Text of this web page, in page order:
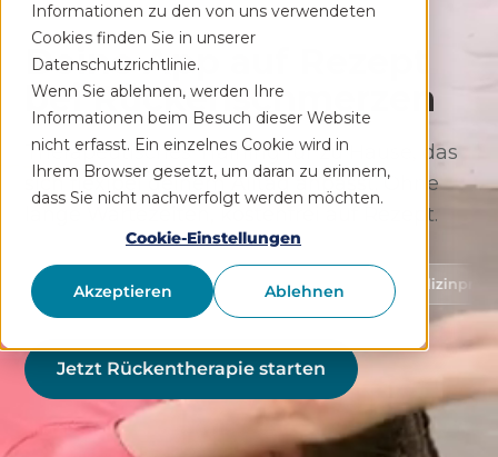
Informationen zu den von uns verwendeten
Cookies finden Sie in unserer
Datenschutzrichtlinie.
Wenn Sie ablehnen, werden Ihre
Informationen beim Besuch dieser Website
nicht erfasst. Ein einzelnes Cookie wird in
Ihrem Browser gesetzt, um daran zu erinnern,
dass Sie nicht nachverfolgt werden möchten.
Cookie-Einstellungen
Akzeptieren Ablehnen
Deine App auf Rezept
bei Rücken­schmerzen
Therapeutisches Training für zu Hause, das
sich flexibel deinem Alltag anpasst. Ohne
lange Wartezeiten, kostenfrei auf Rezept.
Schutz von Gesundheitsdaten Medizinprodukt
Jetzt Rückentherapie starten